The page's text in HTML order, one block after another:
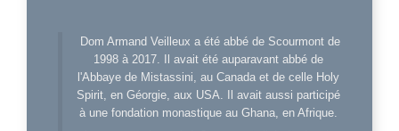
Dom Armand Veilleux a été abbé de Scourmont de
1998 à 2017. Il avait été auparavant abbé de
l'Abbaye de Mistassini, au Canada et de celle Holy
Spirit, en Géorgie, aux USA. Il avait aussi participé
à une fondation monastique au Ghana, en Afrique.